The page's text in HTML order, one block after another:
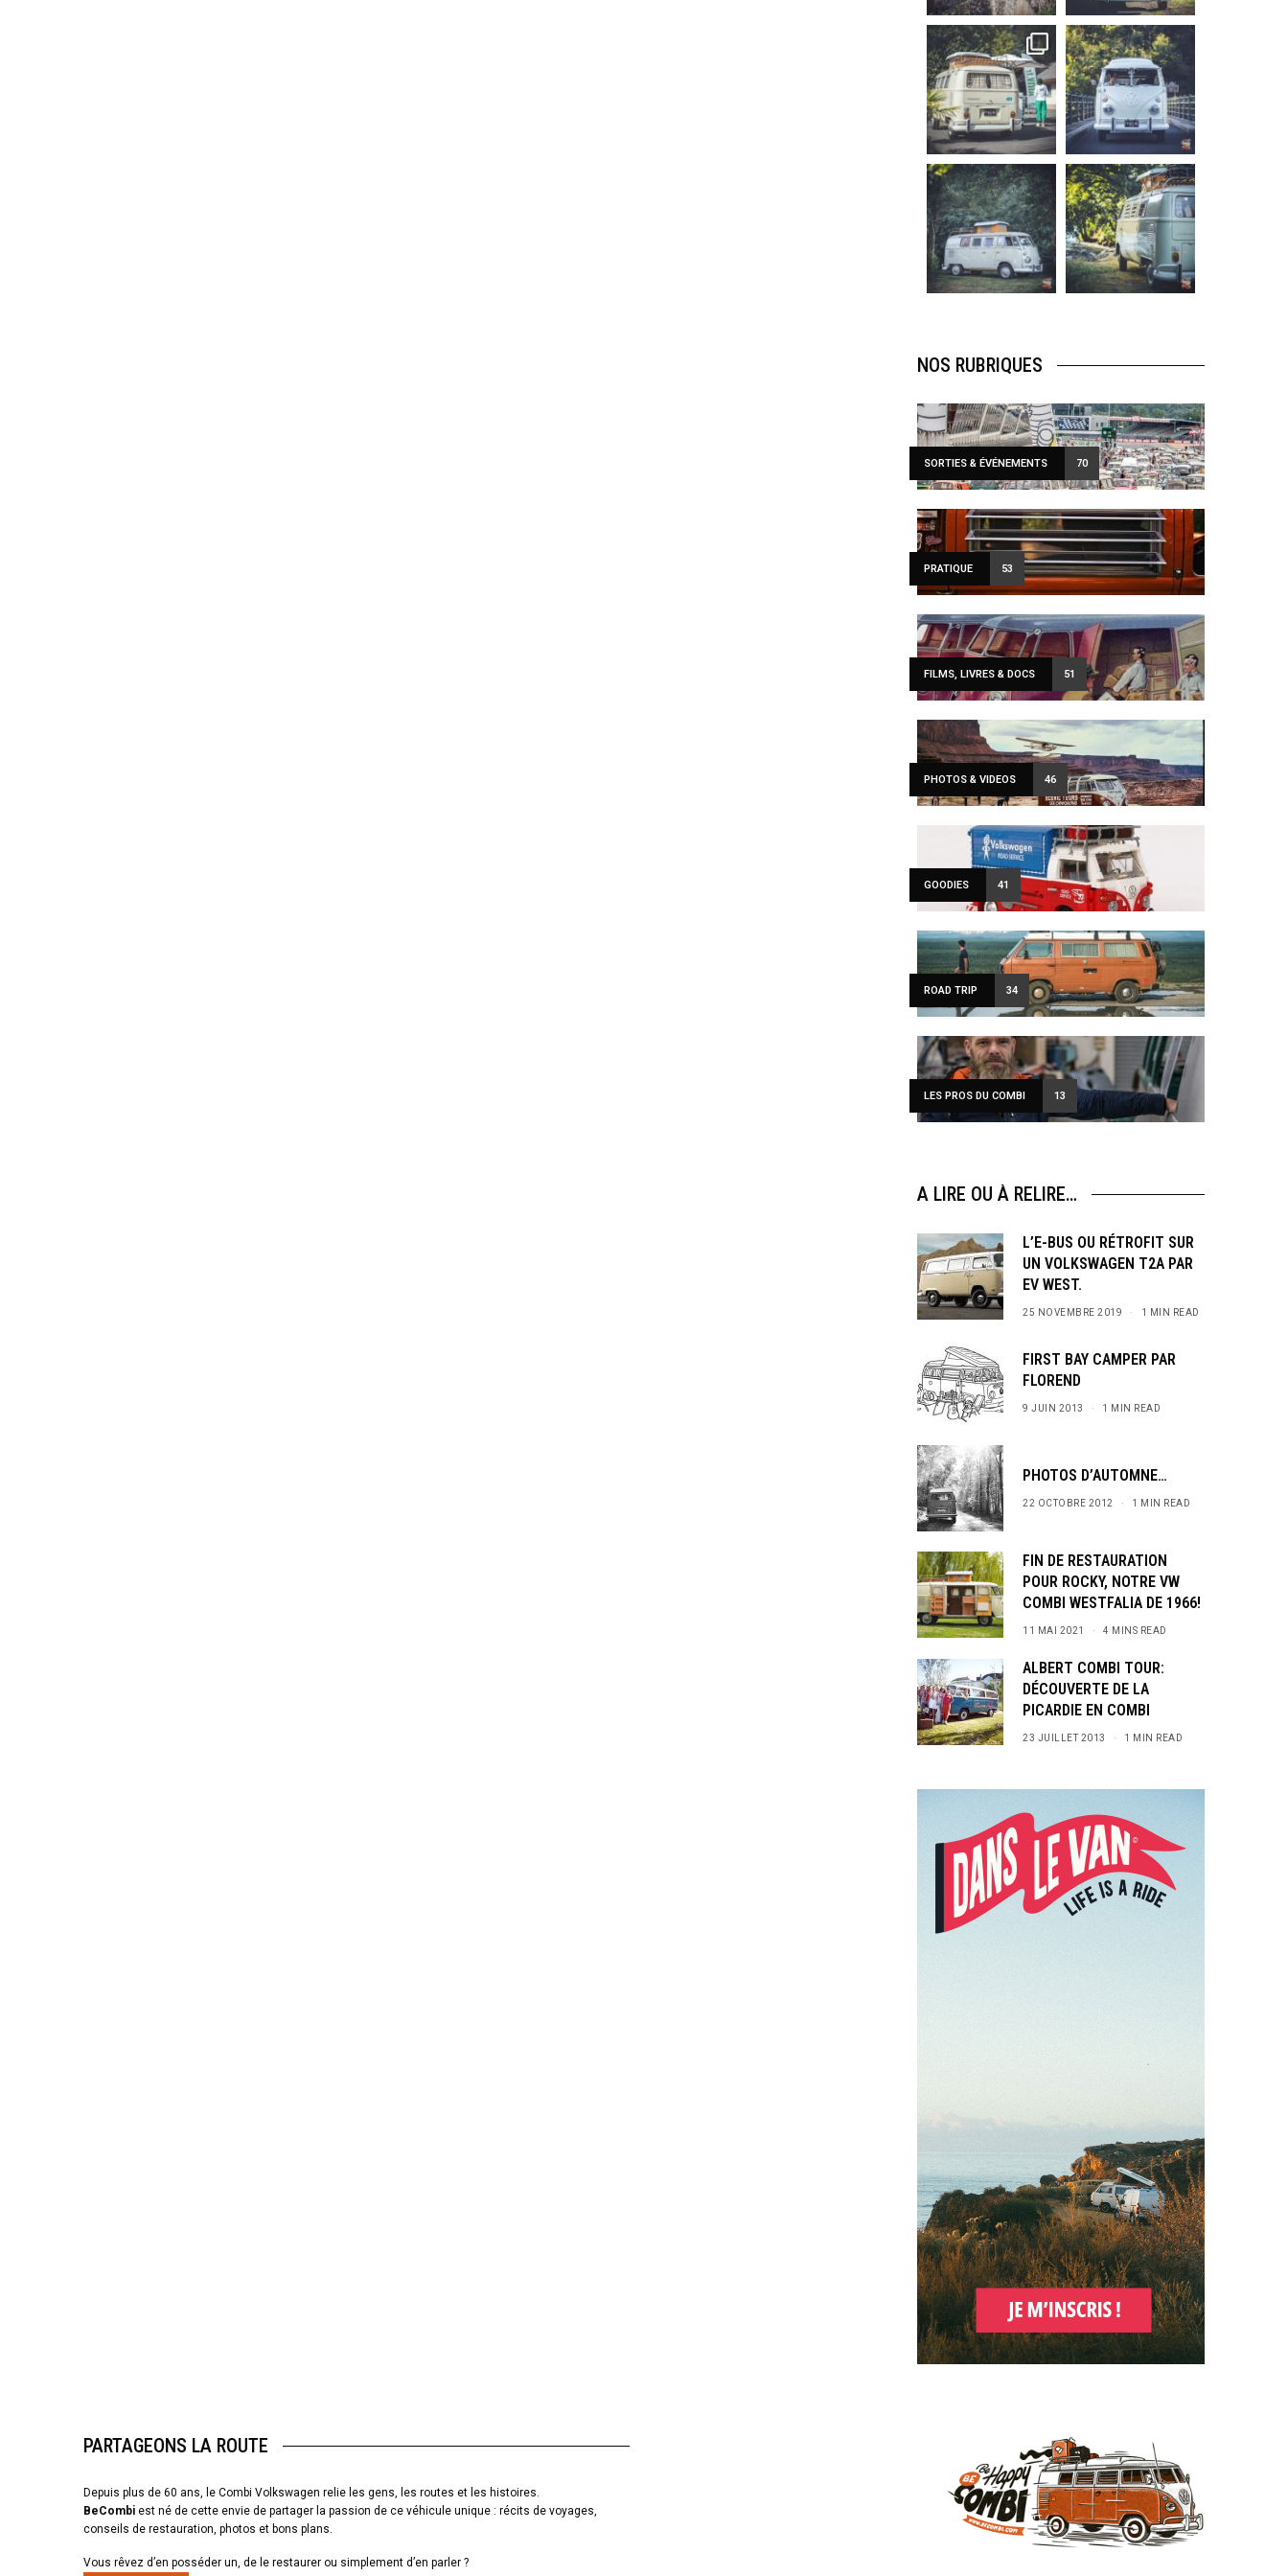
becombi
Sep 10
220
4
becombi
Août 10
177
becombi
Août 10
120
0
becombi
Août 10
108
0
NOS RUBRIQUES
SORTIES & ÉVÉNEMENTS 70
PRATIQUE 53
FILMS, LIVRES & DOCS 51
PHOTOS & VIDEOS 46
GOODIES 41
ROAD TRIP 34
LES PROS DU COMBI 13
A LIRE OU À RELIRE…
L’E-BUS OU RÉTROFIT SUR
UN VOLKSWAGEN T2A PAR
EV WEST.
25 NOVEMBRE 2019 1 MIN READ
FIRST BAY CAMPER PAR
FLOREND
9 JUIN 2013 1 MIN READ
PHOTOS D’AUTOMNE…
22 OCTOBRE 2012 1 MIN READ
FIN DE RESTAURATION
POUR ROCKY, NOTRE VW
COMBI WESTFALIA DE 1966!
11 MAI 2021 4 MINS READ
ALBERT COMBI TOUR:
DÉCOUVERTE DE LA
PICARDIE EN COMBI
23 JUILLET 2013 1 MIN READ
PARTAGEONS LA ROUTE
Depuis plus de 60 ans, le Combi Volkswagen relie les gens, les routes et les histoires.
BeCombi est né de cette envie de partager la passion de ce véhicule unique : récits de voyages,
conseils de restauration, photos et bons plans.
Vous rêvez d’en posséder un, de le restaurer ou simplement d’en parler ?